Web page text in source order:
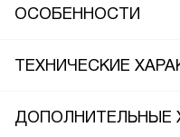
ОСОБЕННОСТИ
ТЕХНИЧЕСКИЕ
ДОПОЛНИТЕЛЬНЫЕ